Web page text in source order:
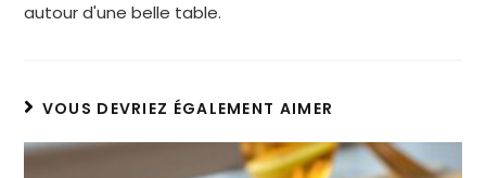
autour d'une belle table.
VOUS DEVRIEZ ÉGALEMENT AIMER